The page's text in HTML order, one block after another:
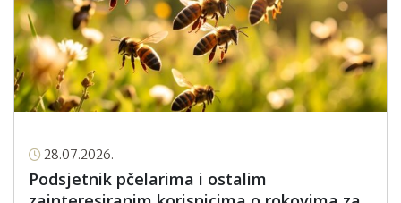
28.07.2026.
Podsjetnik pčelarima i ostalim